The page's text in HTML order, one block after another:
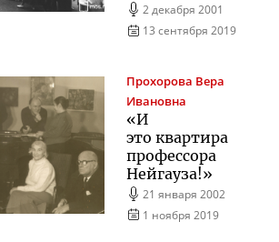
2 декабря 2001
13 сентября 2019
Прохорова Вера
Ивановна
«И
это квартира
профессора
Нейгауза!»
21 января 2002
1 ноября 2019